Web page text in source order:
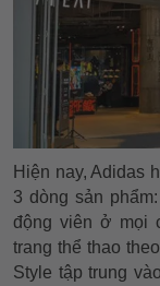
Hiện nay, Adidas
3 dòng sản
động viên ở mọi
trang thể thao
Style tập trung